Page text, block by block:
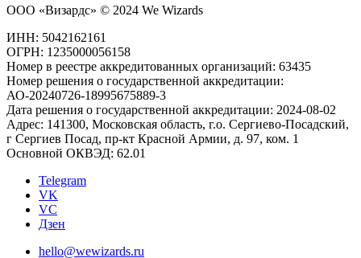
ООО «Визардс» © 2024 We Wizards
ИНН: 5042162161
ОГРН: 1235000056158
Номер в реестре аккредитованных организаций: 63435
Номер решения о государственной аккредитации:
АО-20240726-18995675889-3
Дата решения о государственной аккредитации: 2024-08-02
Адрес: 141300, Московская область, г.о. Сергиево-Посадский,
г Сергиев Посад, пр-кт Красной Армии, д. 97, ком. 1
Основной ОКВЭД: 62.01
Telegram
VK
VC
Дзен
hello@wewizards.ru